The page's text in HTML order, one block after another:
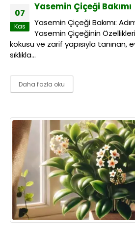
07
Kas
Yasemin Çiçeği Bakımı
Yasemin Çiçeği Bakımı:
Yasemin Çiçeğinin
kokusu ve zarif yapısıyla tanınan,
sıklıkla...
Daha fazla oku